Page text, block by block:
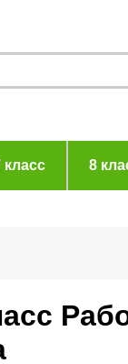
класс 8